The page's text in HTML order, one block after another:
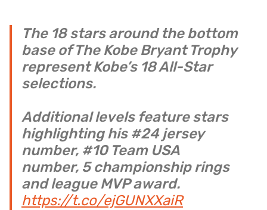
The 18 stars around the bottom
base of The Kobe Bryant Trophy
represent Kobe’s 18 All-Star
selections.
Additional levels feature stars
highlighting his #24 jersey
number, #10 Team USA
number, 5 championship rings
and league MVP award.
https://t.co/ejGUNXXaiR